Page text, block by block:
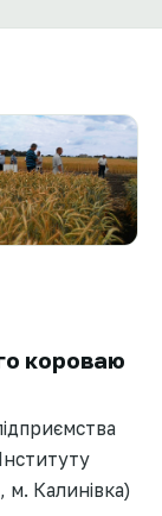
короваю
Калинівка)